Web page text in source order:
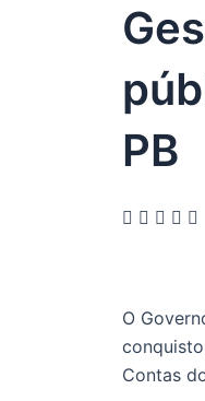
PB
O
Contas